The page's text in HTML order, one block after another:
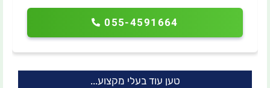
055-4591664
טען עוד בעלי מקצוע...